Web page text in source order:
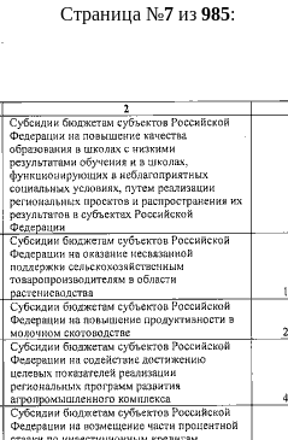
Страница №7из 985: